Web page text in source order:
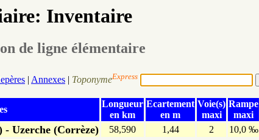
Inventaire
de ligne élémentaire
| Annexes | ToponymeExpress
Longueur
en km
Ecartement
en m
Voie(s)
maxi
Rampe
maxi
- Uzerche (Corrèze) 58,590 1,44 2 10,0 ‰